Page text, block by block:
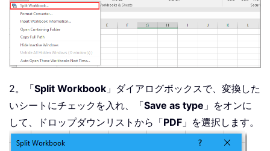
2。「Split Workbook 」ダイアログボックスで、変換した
いシートにチェックを入れ、「Save as type 」をオンに
して、ドロップダウンリストから「PDF 」を選択します。